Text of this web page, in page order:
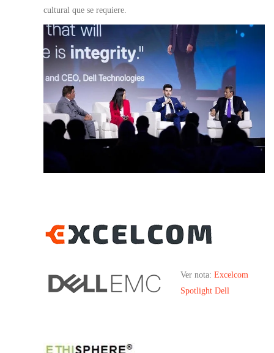
cultural que se requiere.
Ver nota: Excelcom
Spotlight Dell